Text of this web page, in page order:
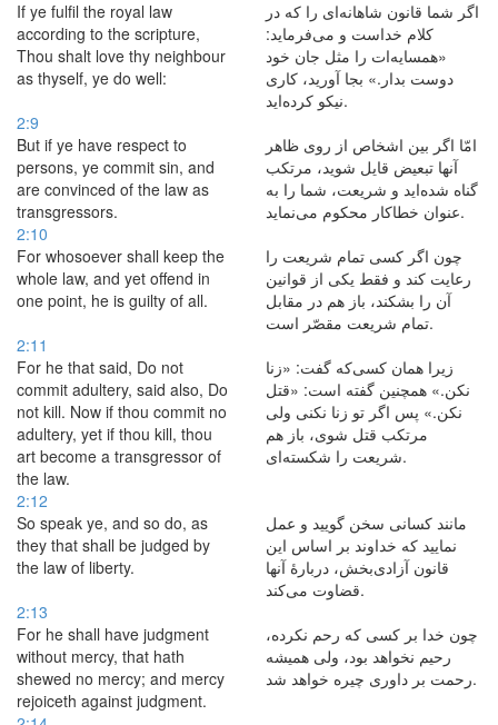
If ye fulfil the royal law
according to the scripture,
Thou shalt love thy neighbour
as thyself, ye do well:
اگر شما قانون شاهانه‌ای را که در
كلام خداست و می‌فرماید:
«همسایه‌ات را مثل جان خود
دوست بدار.» بجا آورید، كاری
نیكو كرده‌اید.
2:9
But if ye have respect to
persons, ye commit sin, and
are convinced of the law as
transgressors.
امّا اگر بین اشخاص از روی ظاهر
آنها تبعیض قایل شوید، مرتكب
گناه شده‌اید و شریعت، شما را به
عنوان خطا‌كار محكوم می‌نماید.
2:10
For whosoever shall keep the
whole law, and yet offend in
one point, he is guilty of all.
چون اگر كسی تمام شریعت را
رعایت كند و فقط یكی از قوانین
آن را بشكند، باز هم در مقابل
تمام شریعت مقصّر است.
2:11
For he that said, Do not
commit adultery, said also, Do
not kill. Now if thou commit no
adultery, yet if thou kill, thou
art become a transgressor of
the law.
زیرا همان كسی‌كه گفت: «زنا
نكن.» همچنین گفته است: «قتل
نكن.» پس اگر تو زنا نکنی ولی
مرتكب قتل شوی، باز هم
شریعت را شكسته‌ای.
2:12
So speak ye, and so do, as
they that shall be judged by
the law of liberty.
مانند كسانی سخن گویید و عمل
نمایید كه خداوند بر اساس این
قانون آزادی‌بخش، دربارهٔ آنها
قضاوت می‌کند.
2:13
For he shall have judgment
without mercy, that hath
shewed no mercy; and mercy
rejoiceth against judgment.
چون خدا بر كسی که رحم نكرده،
رحیم نخواهد بود، ولی همیشه
رحمت بر داوری چیره خواهد شد.